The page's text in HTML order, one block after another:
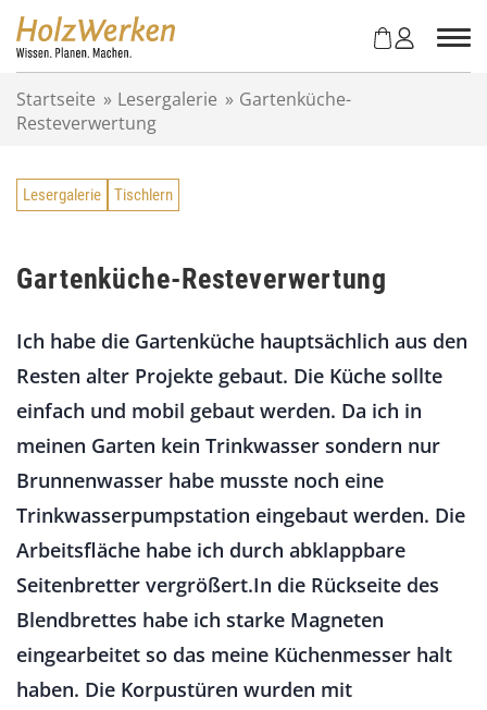
Startseite » Lesergalerie » Gartenküche-
Resteverwertung
Lesergalerie Tischlern
Gartenküche-Resteverwertung
Ich habe die Gartenküche hauptsächlich aus den
Resten alter Projekte gebaut. Die Küche sollte
einfach und mobil gebaut werden. Da ich in
meinen Garten kein Trinkwasser sondern nur
Brunnenwasser habe musste noch eine
Trinkwasserpumpstation eingebaut werden. Die
Arbeitsfläche habe ich durch abklappbare
Seitenbretter vergrößert.In die Rückseite des
Blendbrettes habe ich starke Magneten
eingearbeitet so das meine Küchenmesser halt
haben. Die Korpustüren wurden mit